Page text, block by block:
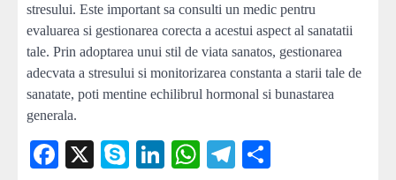
stresului. Este important sa consulti un medic pentru
evaluarea si gestionarea corecta a acestui aspect al sanatatii
tale. Prin adoptarea unui stil de viata sanatos, gestionarea
adecvata a stresului si monitorizarea constanta a starii tale de
sanatate, poti mentine echilibrul hormonal si bunastarea
generala.
Facebook
X SkypeLinkedIn
WhatsApp
Telegram